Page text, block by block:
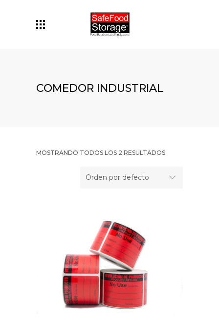
COMEDOR INDUSTRIAL
MOSTRANDO TODOS LOS 2 RESULTADOS
Orden por defecto
ADD TO CART